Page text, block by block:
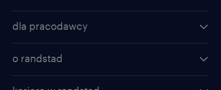
specjalizacje
praca w amazon
dla pracodawcy
o randstad